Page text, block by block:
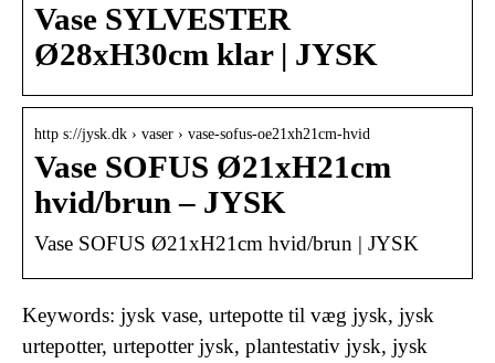
Vase SYLVESTER
Ø28xH30cm klar | JYSK
http s://jysk.dk › vaser › vase-sofus-oe21xh21cm-hvid
Vase SOFUS Ø21xH21cm
hvid/brun – JYSK
Vase SOFUS Ø21xH21cm hvid/brun | JYSK
Keywords: jysk vase, urtepotte til væg jysk, jysk
urtepotter, urtepotter jysk, plantestativ jysk, jysk